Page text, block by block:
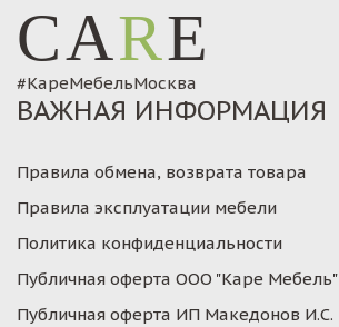
CARE
#КареМебельМосква
ВАЖНАЯ ИНФОРМАЦИЯ
Правила обмена, возврата товара
Правила эксплуатации мебели
Политика конфиденциальности
Публичная оферта ООО "Каре Мебель"
Публичная оферта ИП Македонов И.С.